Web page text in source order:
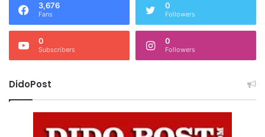
3,676
Fans
0
Followers
0
Subscribers
0
Followers
DidoPost